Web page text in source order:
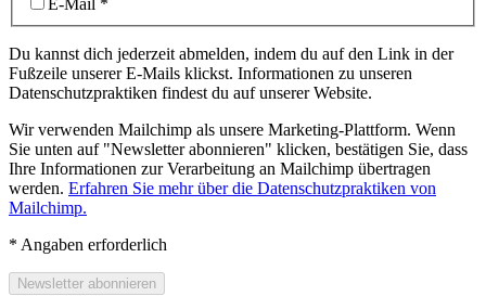
E-Mail *
Du kannst dich jederzeit abmelden, indem du auf den Link in der
Fußzeile unserer E-Mails klickst. Informationen zu unseren
Datenschutzpraktiken findest du auf unserer Website.
Wir verwenden Mailchimp als unsere Marketing-Plattform. Wenn
Sie unten auf "Newsletter abonnieren" klicken, bestätigen Sie, dass
Ihre Informationen zur Verarbeitung an Mailchimp übertragen
werden. Erfahren Sie mehr über die Datenschutzpraktiken von
Mailchimp.
* Angaben erforderlich